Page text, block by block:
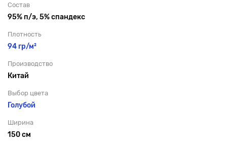
Состав
95% п/э, 5% спандекс
Плотность
94 гр/м²
Производство
Китай
Выбор цвета
Голубой
Ширина
150 см